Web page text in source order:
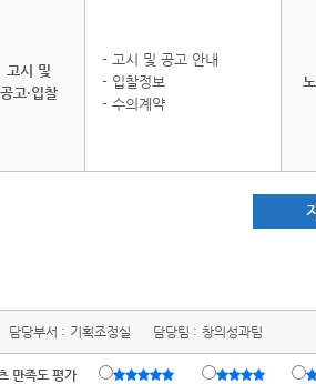
고시 및
공고·입찰
- 고시 및 공고 안내
- 입찰정보
- 수의계약
담당부서 : 기획조정실 담당팀 : 창의성과팀
만족도 평가